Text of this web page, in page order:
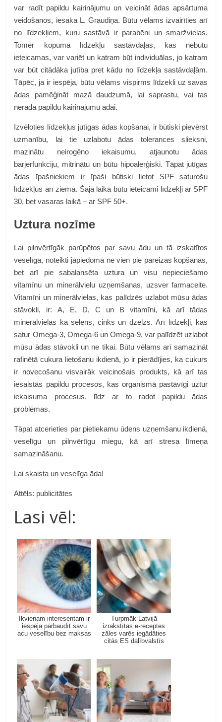
var radīt papildu kairinājumu un veicināt ādas apsārtuma
veidošanos, iesaka L. Graudiņa. Būtu vēlams izvairīties arī
no līdzekļiem, kuru sastāvā ir parabēni un smaržvielas.
Tomēr kopumā līdzekļu sastāvdaļas, kas nebūtu
ieteicamas, var variēt un katram būt individuālas, jo katram
var būt citādāka jutība pret kādu no līdzekļa sastāvdaļām.
Tāpēc, ja ir iespēja, būtu vēlams vispirms līdzekli uz savas
ādas pamēģināt mazā daudzumā, lai saprastu, vai tas
nerada papildu kairinājumu ādai.
Izvēloties līdzekļus jutīgas ādas kopšanai, ir būtiski pievērst
uzmanību, lai tie uzlabotu ādas tolerances slieksni,
mazinātu neirogēno iekaisumu, atjaunotu ādas
barjerfunkciju, mitrinātu un būtu hipoalerģiski. Tāpat jutīgas
ādas īpašniekiem ir īpaši būtiski lietot SPF saturošu
līdzekļus arī ziemā. Šajā laikā būtu ieteicami līdzekļi ar SPF
30, bet vasaras laikā – ar SPF 50+.
Uztura nozīme
Lai pilnvērtīgāk parūpētos par savu ādu un tā izskatītos
veselīga, noteikti jāpiedomā ne vien pie pareizas kopšanas,
bet arī pie sabalansēta uztura un visu nepieciešamo
vitamīnu un minerālvielu uzņemšanas, uzsver farmaceite.
Vitamīni un minerālvielas, kas palīdzēs uzlabot mūsu ādas
stāvokli, ir: A, E, D, C un B vitamīni, kā arī tādas
minerālvielas kā selēns, cinks un dzelzs. Arī līdzekļi, kas
satur Omega-3, Omega-6 un Omega-9, var palīdzēt uzlabot
mūsu ādas stāvokli un ne tikai. Būtu vēlams arī samazināt
rafinētā cukura lietošanu ikdienā, jo ir pierādījies, ka cukurs
ir novecošanu visvairāk veicinošais produkts, kā arī tas
iesaistās papildu procesos, kas organismā pastāvīgi uztur
iekaisuma procesus, līdz ar to radot papildu ādas
problēmas.
Tāpat atcerieties par pietiekamu ūdens uzņemšanu ikdienā,
veselīgu un pilnvērtīgu miegu, kā arī stresa līmeņa
samazināšanu.
Lai skaista un veselīga āda!
Attēls: publicitātes
Lasi vēl:
Ikvienam interesentam ir
iespēja pārbaudīt savu
acu veselību bez maksas
Turpmāk Latvijā
izrakstītas e-receptes
zāles varēs iegādāties
citās ES dalībvalstīs